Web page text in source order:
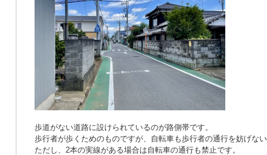
歩道がない道路に設けられているのが路側帯です。
歩行者が歩くためのものですが、自転車も歩行者の通行を妨げな
ただし、2本の実線がある場合は自転車の通行も禁止です。